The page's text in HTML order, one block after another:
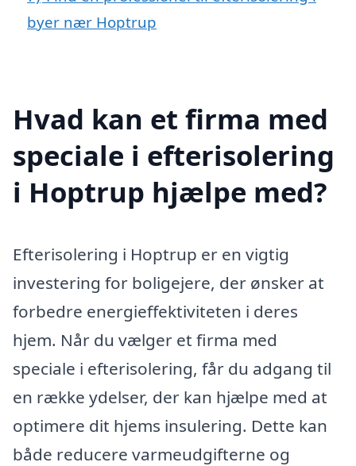
byer nær Hoptrup
Hvad kan et firma med
speciale i efterisolering
i Hoptrup hjælpe med?
Efterisolering i Hoptrup er en vigtig
investering for boligejere, der ønsker at
forbedre energieffektiviteten i deres
hjem. Når du vælger et firma med
speciale i efterisolering, får du adgang til
en række ydelser, der kan hjælpe med at
optimere dit hjems insulering. Dette kan
både reducere varmeudgifterne og